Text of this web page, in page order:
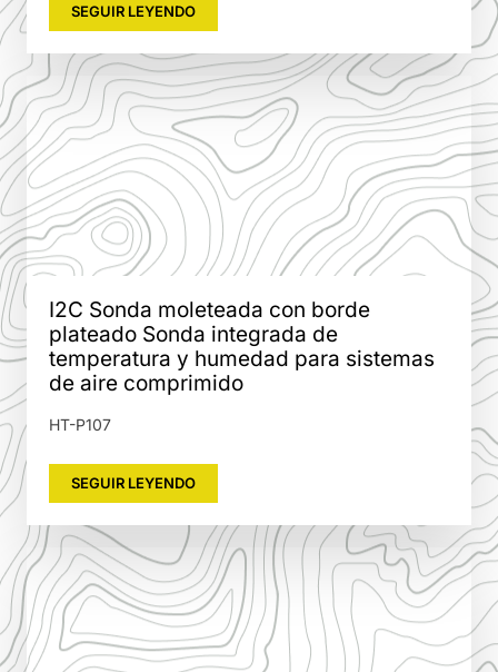
SEGUIR LEYENDO
I2C Sonda moleteada con borde
plateado Sonda integrada de
temperatura y humedad para sistemas
de aire comprimido
HT-P107
SEGUIR LEYENDO